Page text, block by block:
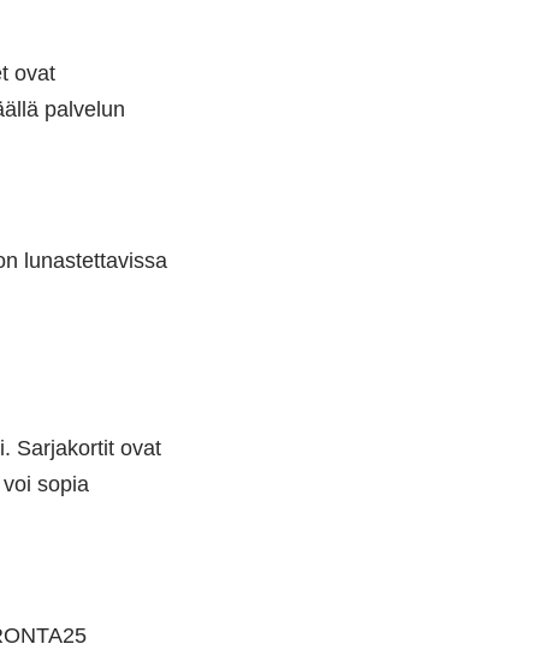
ovat
palvelun
lunastettavissa
Sarjakortit ovat
sopia